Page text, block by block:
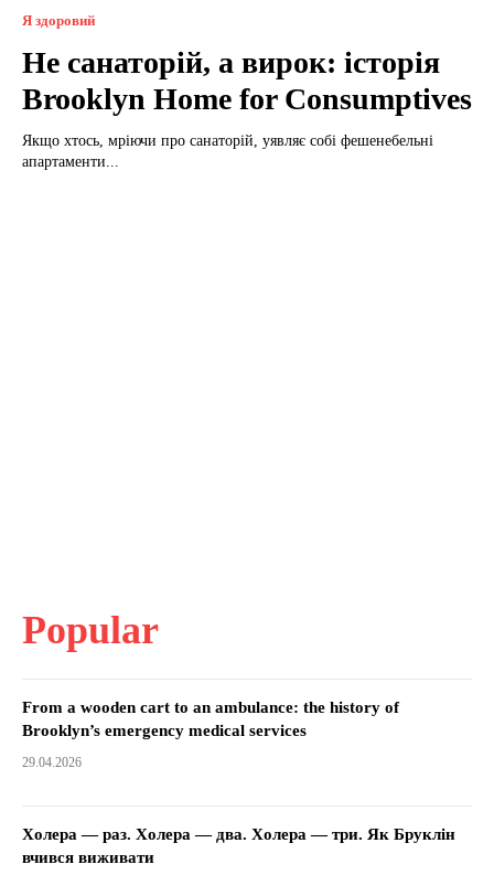
Я здоровий
Не санаторій, а вирок: історія
Brooklyn Home for Consumptives
Якщо хтось, мріючи про санаторій, уявляє собі фешенебельні
апартаменти...
Popular
From a wooden cart to an ambulance: the history of
Brooklyn’s emergency medical services
29.04.2026
Холера — раз. Холера — два. Холера — три. Як Бруклін
вчився виживати